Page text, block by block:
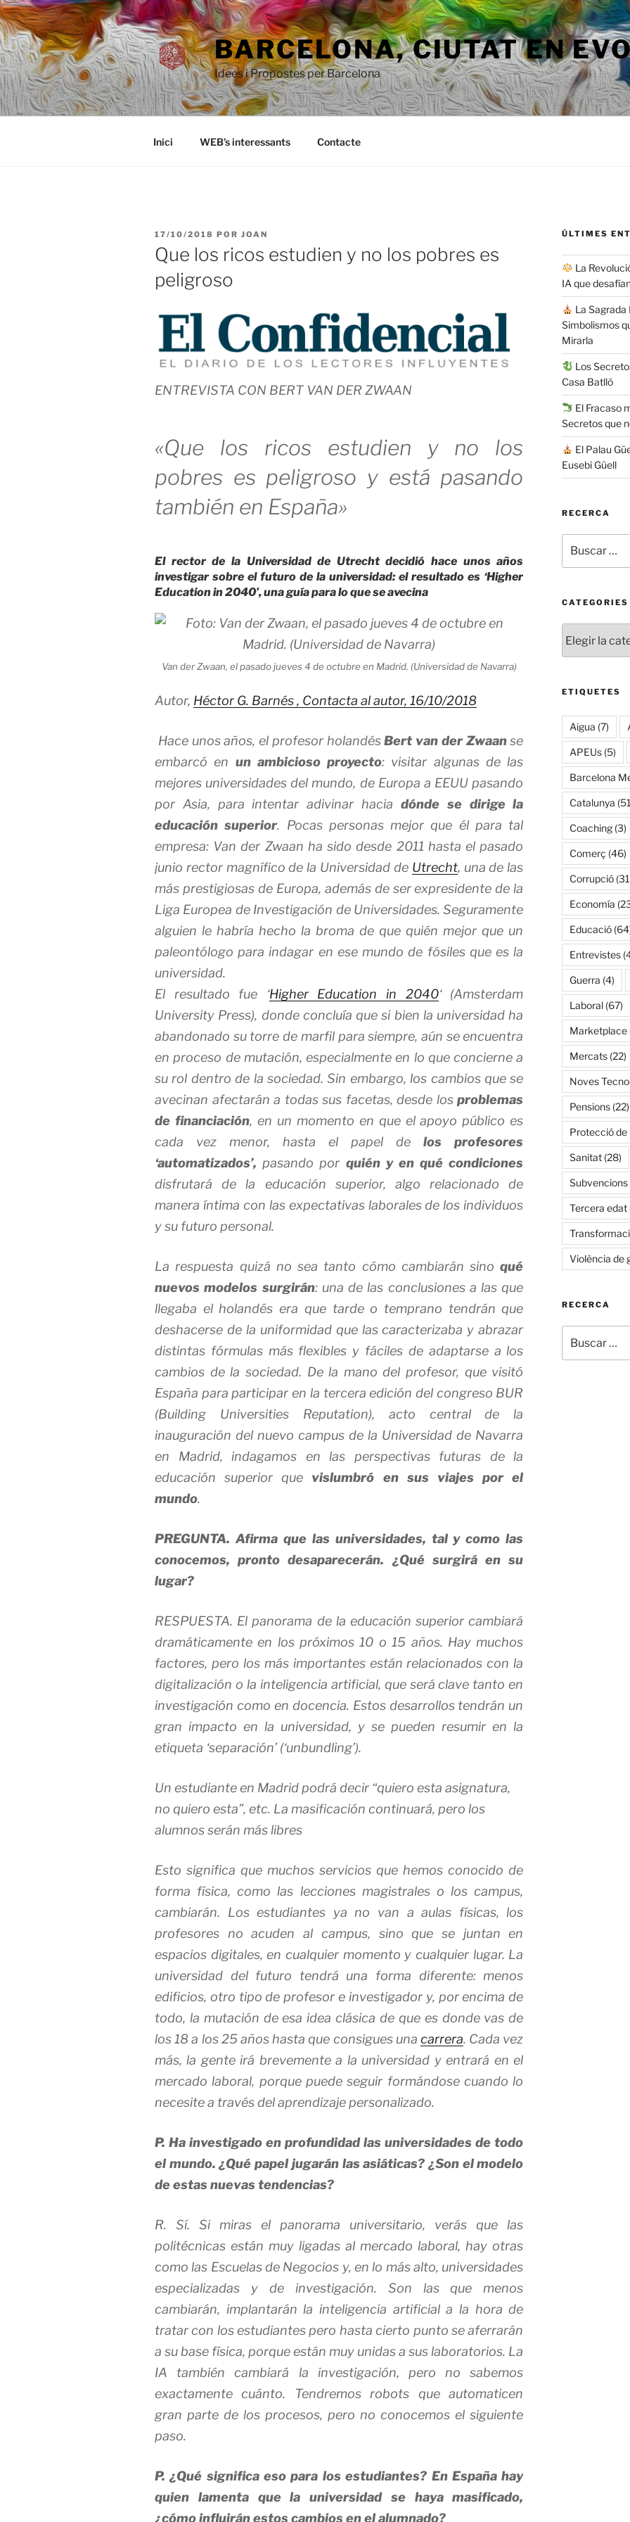
Saltar
al
contenido
BARCELONA, ​​CIUTAT EN
Idees i Propostes per Barcelona
Inici WEB’s interessants Contacte
PUBLICADO
EL
17/10/2018 POR JOAN
Que los ricos estudien y no los pobres es
peligroso
ENTREVISTA CON BERT VAN DER ZWAAN
«Que los ricos estudien y no los
pobres es peligroso y está pasando
también en España»
El rector de la Universidad de Utrecht decidió hace unos años
investigar sobre el futuro de la universidad: el resultado es ‘Higher
Education in 2040’, una guía para lo que se avecina
Van der Zwaan, el pasado jueves 4 de octubre en Madrid. (Universidad de Navarra)
Autor, Héctor G. Barnés, Contacta al autor, 16/10/2018
Hace unos años, el profesor holandésBert van der Zwaanse
embarcó en un ambicioso proyecto: visitar algunas de las
mejores universidades del mundo, de Europa a EEUU pasando
por Asia, para intentar adivinar hacia dónde se dirige la
educación superior. Pocas personas mejor que él para tal
empresa: Van der Zwaan ha sido desde 2011 hasta el pasado
junio rector magnífico de la Universidad de Utrecht, una de las
más prestigiosas de Europa, además de ser expresidente de la
Liga Europea de Investigación de Universidades. Seguramente
alguien le habría hecho la broma de que quién mejor que un
paleontólogo para indagar en ese mundo de fósiles que es la
universidad.
El resultado fue ‘Higher Education in 2040‘ (Amsterdam
University Press), donde concluía que si bien la universidad ha
abandonado su torre de marfil para siempre, aún se encuentra
en proceso de mutación, especialmente en lo que concierne a
su rol dentro de la sociedad. Sin embargo, los cambios que se
avecinan afectarán a todas sus facetas, desde losproblemas
de financiación, en un momento en que el apoyo público es
cada vez menor, hasta el papel delos profesores
‘automatizados’, pasando por quién y en qué condiciones
disfrutará de la educación superior, algo relacionado de
manera íntima con las expectativas laborales de los individuos
y su futuro personal.
La respuesta quizá no sea tanto cómo cambiarán sinoqué
nuevos modelos surgirán: una de las conclusiones a las que
llegaba el holandés era que tarde o temprano tendrán que
deshacerse de la uniformidad que las caracterizaba y abrazar
distintas fórmulas más flexibles y fáciles de adaptarse a los
cambios de la sociedad. De la mano del profesor, que visitó
España para participar en la tercera edición del congreso BUR
(Building Universities Reputation), acto central de la
inauguración del nuevo campus de la Universidad de Navarra
en Madrid, indagamos en las perspectivas futuras de la
educación superior que vislumbró en sus viajes por el
mundo.
PREGUNTA. Afirma que las universidades, tal y como las
conocemos, pronto desaparecerán. ¿Qué surgirá en su
lugar?
RESPUESTA. El panorama de la educación superior cambiará
dramáticamente en los próximos 10 o 15 años. Hay muchos
factores, pero los más importantes están relacionados con la
digitalización o la inteligencia artificial, que será clave tanto en
investigación como en docencia. Estos desarrollos tendrán un
gran impacto en la universidad, y se pueden resumir en la
etiqueta ‘separación’ (‘unbundling’).
Un estudiante en Madrid podrá decir “quiero esta asignatura,
no quiero esta”, etc. La masificación continuará, pero los
alumnos serán más libres
Esto significa que muchos servicios que hemos conocido de
forma física, como las lecciones magistrales o los campus,
cambiarán. Los estudiantes ya no van a aulas físicas, los
profesores no acuden al campus, sino que se juntan en
espacios digitales, en cualquier momento y cualquier lugar. La
universidad del futuro tendrá una forma diferente: menos
edificios, otro tipo de profesor e investigador y, por encima de
todo, la mutación de esa idea clásica de que es donde vas de
los 18 a los 25 años hasta que consigues una carrera. Cada vez
más, la gente irá brevemente a la universidad y entrará en el
mercado laboral, porque puede seguir formándose cuando lo
necesite a través del aprendizaje personalizado.
P. Ha investigado en profundidad las universidades de todo
el mundo. ¿Qué papel jugarán las asiáticas? ¿Son el modelo
de estas nuevas tendencias?
R. Sí. Si miras el panorama universitario, verás que las
politécnicas están muy ligadas al mercado laboral, hay otras
como las Escuelas de Negocios y, en lo más alto, universidades
especializadas y de investigación. Son las que menos
cambiarán, implantarán la inteligencia artificial a la hora de
tratar con los estudiantes pero hasta cierto punto se aferrarán
a su base física, porque están muy unidas a sus laboratorios. La
IA también cambiará la investigación, pero no sabemos
exactamente cuánto. Tendremos robots que automaticen
gran parte de los procesos, pero no conocemos el siguiente
paso.
P. ¿Qué significa eso para los estudiantes? En España hay
quien lamenta que la universidad se haya masificado,
¿cómo influirán estos cambios en el alumnado?
ÚLTIMES
La
IA que
La Sagrada
Simbolismos
Mirarla
Los
Casa Batlló
El Fracaso
Secretos que
El Palau
Eusebi Güell
RECERCA
por:
CATEGORIES
ETIQUETES
Aigua (7)
APEUs(5)
Barcelona
Catalunya
Coaching(3)
Comerç (46)
Corrupció
Economía
Educació
Entrevistes
Guerra (4)
Laboral(67)
Marketplace
Mercats(22)
Noves
Pensions(22)
Protecció de
Sanitat(28)
Subvencions
Tercera edat
Violència de
RECERCA
por: